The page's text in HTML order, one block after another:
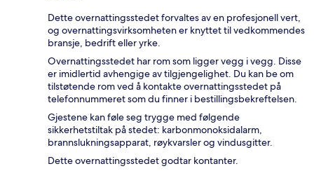
Dette overnattingsstedet forvaltes av en profesjonell vert,
og overnattingsvirksomheten er knyttet til vedkommendes
bransje, bedrift eller yrke.
Overnattingsstedet har rom som ligger vegg i vegg. Disse
er imidlertid avhengige av tilgjengelighet. Du kan be om
tilstøtende rom ved å kontakte overnattingsstedet på
telefonnummeret som du finner i bestillingsbekreftelsen.
Gjestene kan føle seg trygge med følgende
sikkerhetstiltak på stedet: karbonmonoksidalarm,
brannslukningsapparat, røykvarsler og vindusgitter.
Dette overnattingsstedet godtar kontanter.